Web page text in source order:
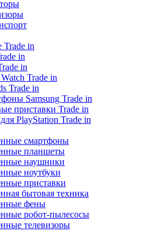
Trade in
in
in
Trade in
Trade in
Samsung Trade in
приставки Trade in
PlayStation Trade in
смартфоны
планшеты
наушники
ноутбуки
приставки
бытовая техника
фены
робот-пылесосы
телевизоры